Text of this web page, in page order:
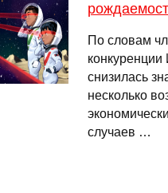
По словам
снизилась
несколько
случаев …